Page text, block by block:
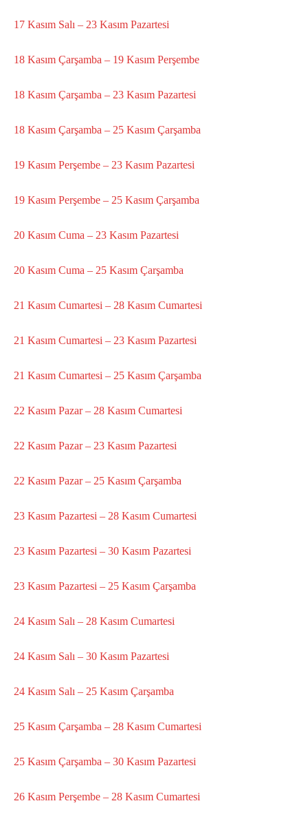
17 Kasım Salı – 23 Kasım Pazartesi
18 Kasım Çarşamba – 19 Kasım Perşembe
18 Kasım Çarşamba – 23 Kasım Pazartesi
18 Kasım Çarşamba – 25 Kasım Çarşamba
19 Kasım Perşembe – 23 Kasım Pazartesi
19 Kasım Perşembe – 25 Kasım Çarşamba
20 Kasım Cuma – 23 Kasım Pazartesi
20 Kasım Cuma – 25 Kasım Çarşamba
21 Kasım Cumartesi – 28 Kasım Cumartesi
21 Kasım Cumartesi – 23 Kasım Pazartesi
21 Kasım Cumartesi – 25 Kasım Çarşamba
22 Kasım Pazar – 28 Kasım Cumartesi
22 Kasım Pazar – 23 Kasım Pazartesi
22 Kasım Pazar – 25 Kasım Çarşamba
23 Kasım Pazartesi – 28 Kasım Cumartesi
23 Kasım Pazartesi – 30 Kasım Pazartesi
23 Kasım Pazartesi – 25 Kasım Çarşamba
24 Kasım Salı – 28 Kasım Cumartesi
24 Kasım Salı – 30 Kasım Pazartesi
24 Kasım Salı – 25 Kasım Çarşamba
25 Kasım Çarşamba – 28 Kasım Cumartesi
25 Kasım Çarşamba – 30 Kasım Pazartesi
26 Kasım Perşembe – 28 Kasım Cumartesi